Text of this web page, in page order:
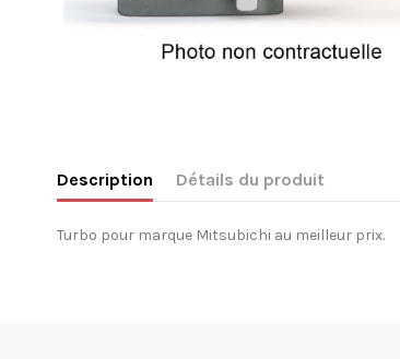
Description Détails du produit
Turbo pour marque Mitsubichi au meilleur prix.